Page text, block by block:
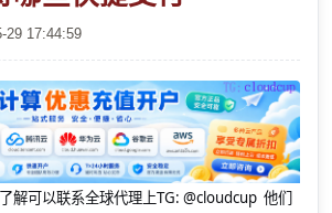
29 17:44:59
解可以联系全球代理上TG: @cloudcup 他们